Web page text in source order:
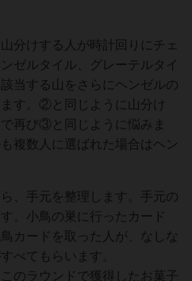
分けする人が時計回りにチェ
ゼルタイル、グレーテルタイ
当する山をさらにヘンゼルの
ます。②と同じように山分け
再び③と同じように悩みま
複数人に選ばれた場合はヘン
、手元を整理します。手元の
。小鳥の巣に行ったカード
カードを取った人が、なしな
べてもらいます。
のラウンドで獲得したお菓子